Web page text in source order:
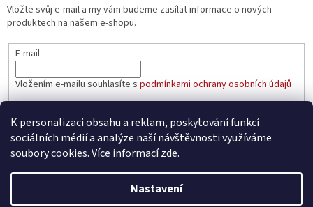
K personalizaci obsahu a reklam, poskytování funkcí
sociálních médií a analýze naší návštěvnosti využíváme
soubory cookies. Více informacízde.
Nastavení
Vložte svůj e-mail a my vám budeme zasílat informace o nových
produktech na našem e-shopu.
E-mail
Vložením e-mailu souhlasíte s podmínkami ochrany osobních údajů
PŘIHLÁSIT SE